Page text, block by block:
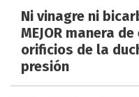
Ni vinagre ni
MEJOR manera
orificios de la
presión